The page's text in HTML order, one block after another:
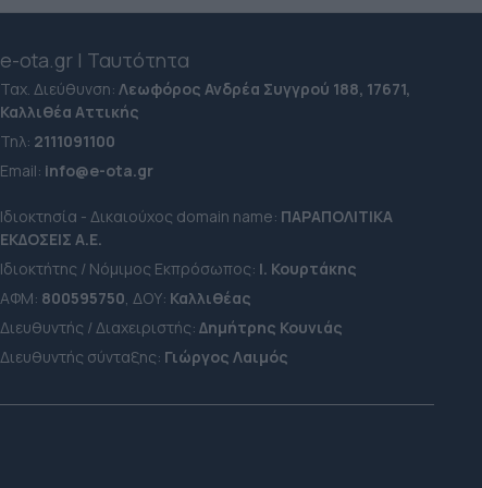
e-ota.gr | Ταυτότητα
Ταχ. Διεύθυνση:Λεωφόρος Ανδρέα Συγγρού 188, 17671,
Καλλιθέα Αττικής
Τηλ: 2111091100
Εmail: info@e-ota.gr
Ιδιοκτησία - Δικαιούχος domain name: ΠΑΡΑΠΟΛΙΤΙΚΑ
ΕΚΔΟΣΕΙΣ A.E.
Ιδιοκτήτης / Νόμιμος Εκπρόσωπος: Ι. Κουρτάκης
ΑΦΜ: 800595750 , ΔΟΥ: Καλλιθέας
Διευθυντής / Διαχειριστής:Δημήτρης Κουνιάς
Διευθυντής σύνταξης: Γιώργος Λαιμός